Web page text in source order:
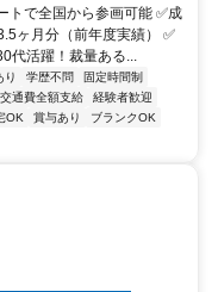
トで全国から参画可能 ✅成
ヶ月分（前年度実績） ✅
代活躍！裁量ある...
り 学歴不問
固定時間制
交通費全額支給
経験者歓迎
OK 賞与あり
ブランクOK